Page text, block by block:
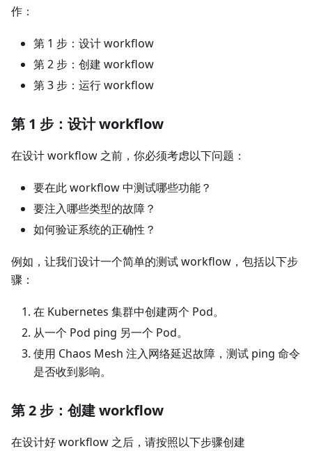
作：
第 1 步：设计 workflow
第 2 步：创建 workflow
第 3 步：运行 workflow
第 1 步：设计 workflow
在设计 workflow 之前，你必须考虑以下问题：
要在此 workflow 中测试哪些功能？
要注入哪些类型的故障？
如何验证系统的正确性？
例如，让我们设计一个简单的测试 workflow，包括以下步
骤：
在 Kubernetes 集群中创建两个 Pod。
从一个 Pod ping 另一个 Pod。
使用 Chaos Mesh 注入网络延迟故障，测试 ping 命令
是否收到影响。
第 2 步：创建 workflow
在设计好 workflow 之后，请按照以下步骤创建